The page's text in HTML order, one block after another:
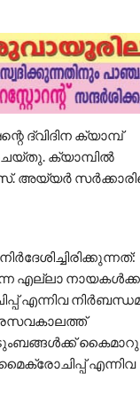
ദ്വിദിന ക്യാമ്പ്
ക്യാമ്പിൽ
അയ്യർ
എല്ലാ
എന്നിവ
എന്നിവ